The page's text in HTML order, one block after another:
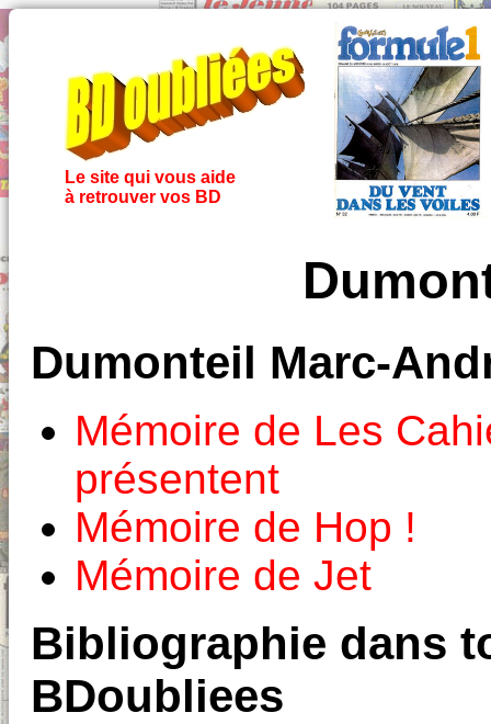
Le site qui vous aide
à retrouver vos BD
Dumonteil Marc-
Mémoire de Les
présentent
Mémoire de Hop !
Mémoire de Jet
Bibliographie dans
BDoubliees